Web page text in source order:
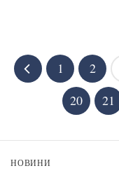
1 2
20
21
НОВИНИ